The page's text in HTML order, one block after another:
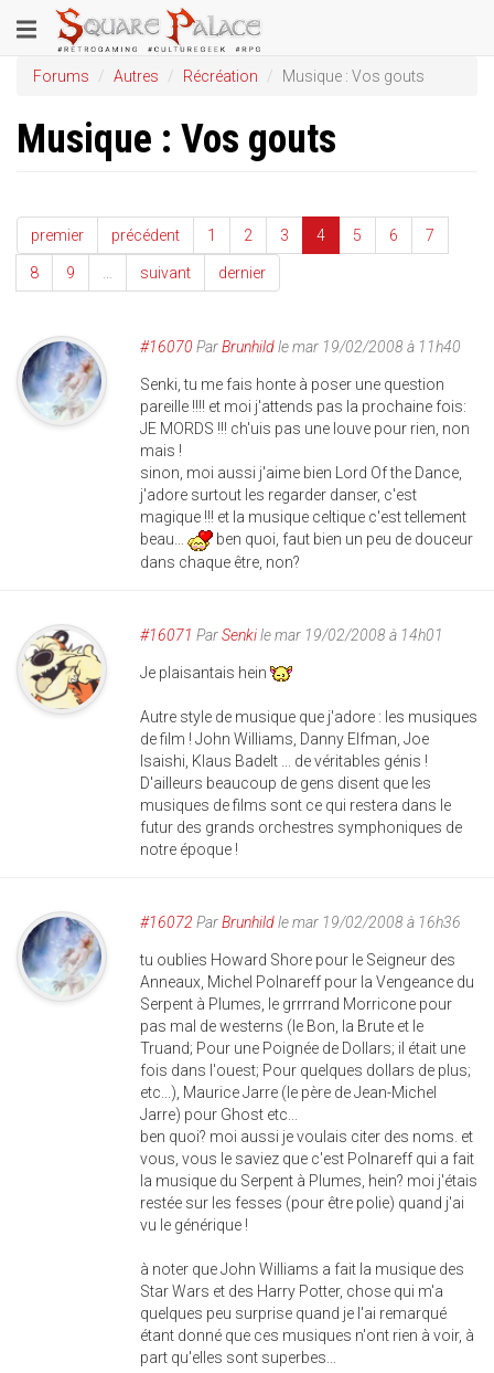
au
contenu
principal
Toggle
navigation
Forums Autres Récréation Musique : Vos gouts
Musique : Vos gouts
premier précédent 1 2 3 4 5 6 7
8 9 suivant dernier
#16070 ParBrunhildle mar 19/02/2008 à 11h40
Senki, tu me fais honte à poser une question
pareille !!!! et moi j'attends pas la prochaine fois:
JE MORDS !!! ch'uis pas une louve pour rien, non
mais !
sinon, moi aussi j'aime bien Lord Of the Dance,
j'adore surtout les regarder danser, c'est
magique !!! et la musique celtique c'est tellement
beau...
ben quoi, faut bien un peu de douceur
dans chaque être, non?
#16071 ParSenkile mar 19/02/2008 à 14h01
Je plaisantais hein
Autre style de musique que j'adore : les musiques
de film ! John Williams, Danny Elfman, Joe
Isaishi, Klaus Badelt ... de véritables génis !
D'ailleurs beaucoup de gens disent que les
musiques de films sont ce qui restera dans le
futur des grands orchestres symphoniques de
notre époque !
#16072 ParBrunhildle mar 19/02/2008 à 16h36
tu oublies Howard Shore pour le Seigneur des
Anneaux, Michel Polnareff pour la Vengeance du
Serpent à Plumes, le grrrrand Morricone pour
pas mal de westerns (le Bon, la Brute et le
Truand; Pour une Poignée de Dollars; il était une
fois dans l'ouest; Pour quelques dollars de plus;
etc...), Maurice Jarre (le père de Jean-Michel
Jarre) pour Ghost etc...
ben quoi? moi aussi je voulais citer des noms. et
vous, vous le saviez que c'est Polnareff qui a fait
la musique du Serpent à Plumes, hein? moi j'étais
restée sur les fesses (pour être polie) quand j'ai
vu le générique !
à noter que John Williams a fait la musique des
Star Wars et des Harry Potter, chose qui m'a
quelques peu surprise quand je l'ai remarqué
étant donné que ces musiques n'ont rien à voir, à
part qu'elles sont superbes...